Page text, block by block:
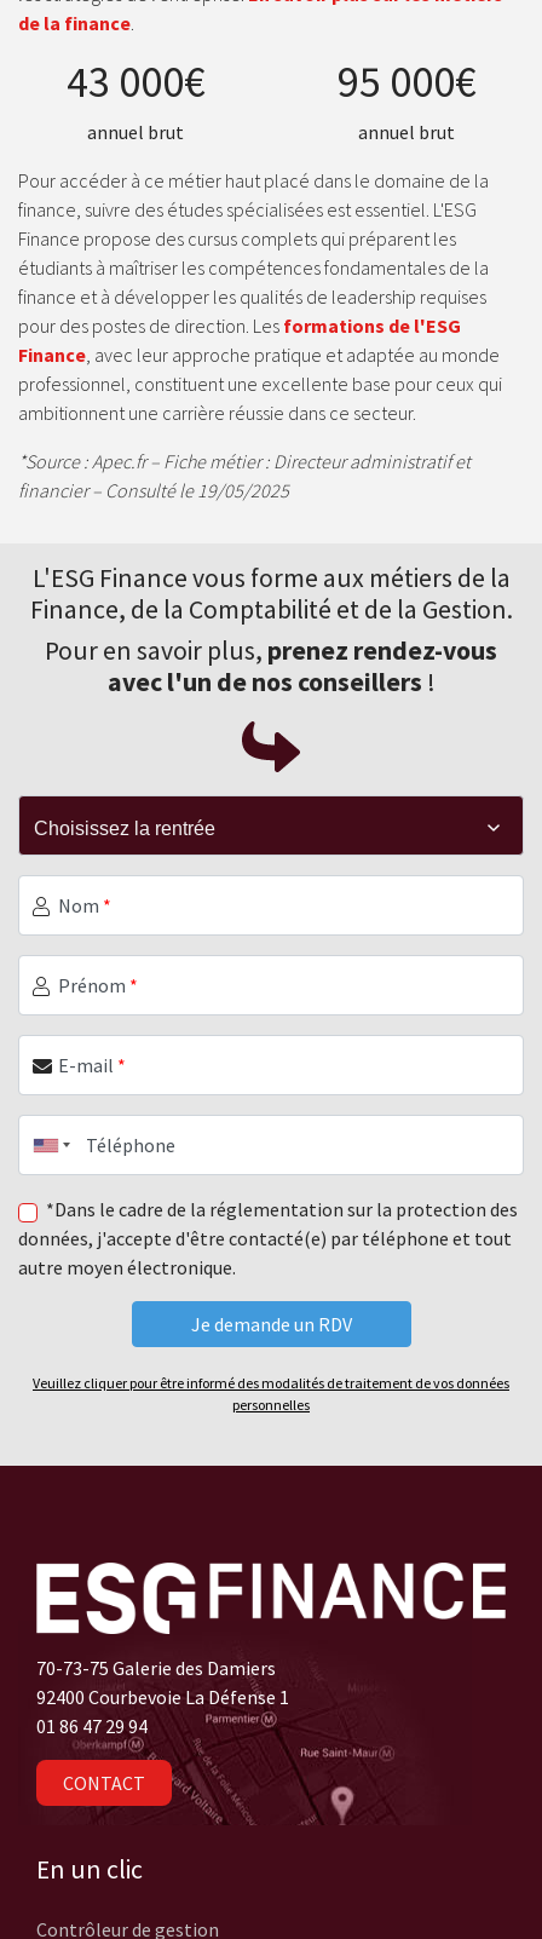
de la finance.
43 000€
annuel brut
95 000€
annuel brut
Pour accéder à ce métier haut placé dans le domaine de la
finance, suivre des études spécialisées est essentiel. L'ESG
Finance propose des cursus complets qui préparent les
étudiants à maîtriser les compétences fondamentales de la
finance et à développer les qualités de leadership requises
pour des postes de direction. Les formations de l'ESG
Finance, avec leur approche pratique et adaptée au monde
professionnel, constituent une excellente base pour ceux qui
ambitionnent une carrière réussie dans ce secteur.
*Source : Apec.fr – Fiche métier : Directeur administratif et
financier – Consulté le 19/05/2025
L'ESG Finance vous forme aux métiers de la
Finance, de la Comptabilité et de la Gestion.
Pour en savoir plus, prenez rendez-vous
avec l'un de nos conseillers !
Nom *
Prénom *
E-mail *
Téléphone
*Dans le cadre de la réglementation sur la protection des
données, j'accepte d'être contacté(e) par téléphone et tout
autre moyen électronique.
Veuillez cliquer pour être informé des modalités de traitement de vos données
personnelles
70-73-75 Galerie des Damiers
92400 Courbevoie La Défense 1
01 86 47 29 94
CONTACT
En un clic
Contrôleur de gestion